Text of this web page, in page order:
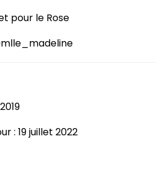
pour le Rose
: 19 juillet 2022